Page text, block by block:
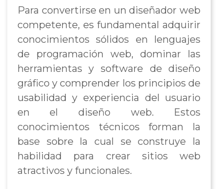
Para convertirse en un diseñador web
competente, es fundamental adquirir
conocimientos sólidos en lenguajes
de programación web, dominar las
herramientas y software de diseño
gráfico y comprender los principios de
usabilidad y experiencia del usuario
en el diseño web. Estos
conocimientos técnicos forman la
base sobre la cual se construye la
habilidad para crear sitios web
atractivos y funcionales.